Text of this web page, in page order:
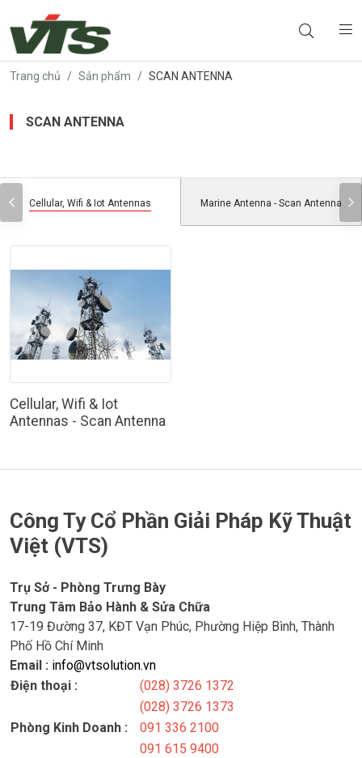
Trang chủ Sản phẩm SCAN ANTENNA
SCAN ANTENNA
Cellular, Wifi & Iot Antennas Marine Antenna - Scan Antenna
Cellular, Wifi & Iot
Antennas - Scan Antenna
Công Ty Cổ Phần Giải Pháp Kỹ Thuật
Việt (VTS)
Trụ Sở - Phòng Trưng Bày
Trung Tâm Bảo Hành & Sửa Chữa
17-19 Đường 37, KĐT Vạn Phúc, Phường Hiệp Bình, Thành
Phố Hồ Chí Minh
Email : info@vtsolution.vn
Điện thoại :
(028) 3726 1372
(028) 3726 1373
Phòng Kinh Doanh :
091 336 2100
091 615 9400